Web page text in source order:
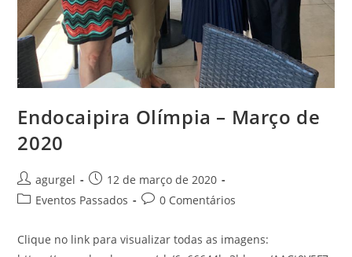
Endocaipira Olímpia – Março de
2020
agurgel
12 de março de 2020
Eventos Passados
0 Comentários
Clique no link para visualizar todas as imagens: